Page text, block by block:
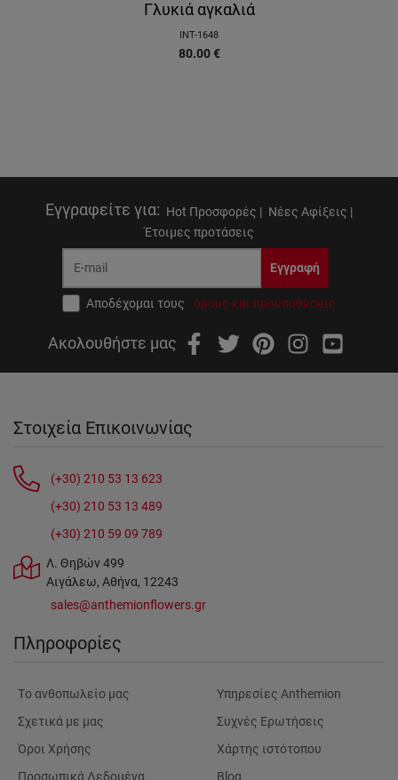
Γλυκιά αγκαλιά
INT-1648
80.00 €
Εγγραφείτε για: Hot Προσφορές | Νέες Αφίξεις |
Έτοιμες προτάσεις
Εγγραφή
Αποδέχομαι τους όρους και προϋποθέσεις
Ακολουθήστε μας
Στοιχεία Επικοινωνίας
(+30) 210 53 13 623
(+30) 210 53 13 489
(+30) 210 59 09 789
Λ. Θηβών 499
Αιγάλεω, Αθήνα, 12243
sales@anthemionflowers.gr
Πληροφορίες
Tο ανθοπωλείο μας
Σχετικά με μας
Όροι Χρήσης
Προσωπικά Δεδομένα
Υπηρεσίες Anthemion
Συχνές Ερωτήσεις
Χάρτης ιστότοπου
Blog